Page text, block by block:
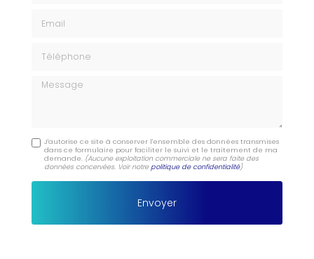
Message
J'autorise ce site à conserver l'ensemble des données transmises
dans ce formulaire pour faciliter le suivi et le traitement de ma
demande. (Aucune exploitation commerciale ne sera faite des
données concervées. Voir notrepolitique de confidentialité)